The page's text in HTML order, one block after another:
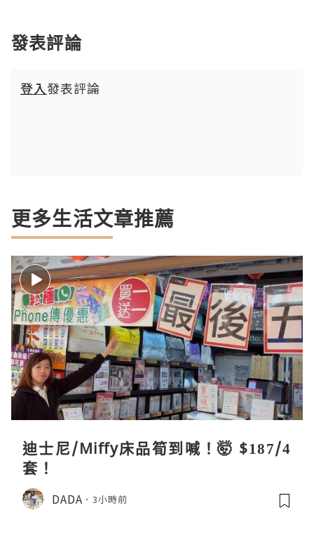
發表評論
登入發表評論
更多生活文章推薦
迪士尼/Miffy床品筍到喊！🤯 $187/4
套！
DADA 3小時前